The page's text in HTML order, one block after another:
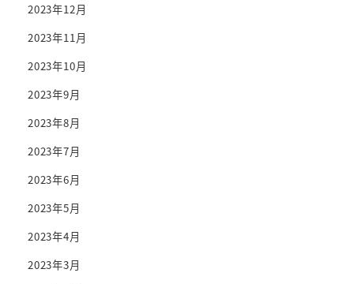
2023年12月
2023年11月
2023年10月
2023年9月
2023年8月
2023年7月
2023年6月
2023年5月
2023年4月
2023年3月